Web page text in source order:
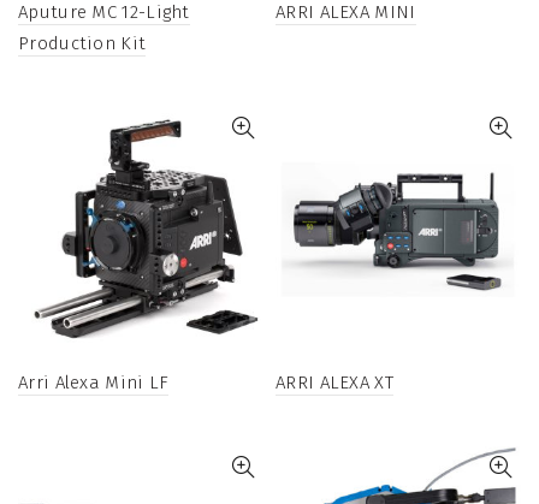
Aputure MC 12-Light
Production Kit
ARRI ALEXA MINI
Arri Alexa Mini LF ARRI ALEXA XT